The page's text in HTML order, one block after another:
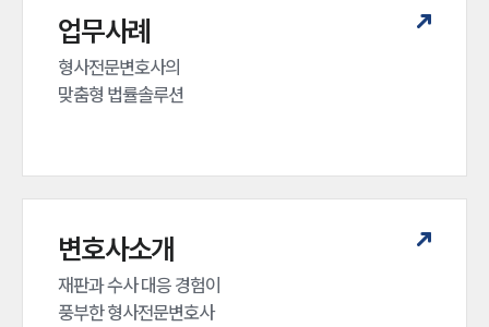
업무사례
형사전문변호사의
맞춤형 법률솔루션
변호사소개
재판과 수사 대응 경험이
풍부한 형사전문변호사